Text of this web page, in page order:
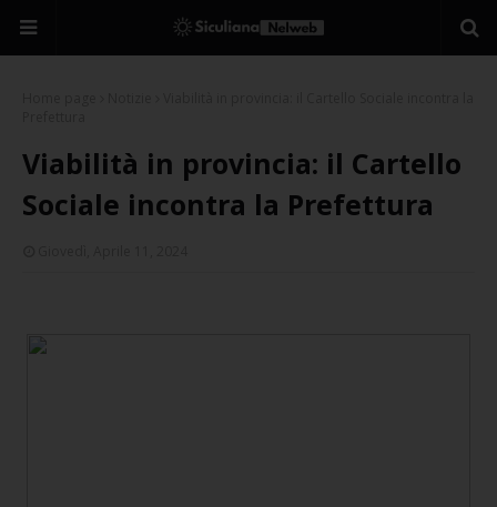
Viabilità in provincia: il Cartello
Sociale incontra la Prefettura